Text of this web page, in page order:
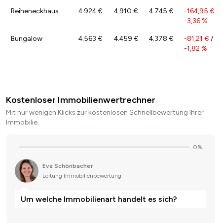
Reiheneckhaus 4.924 € 4.910 € 4.745 € -164,95 €
-3,36 %
Bungalow 4.563 € 4.459 € 4.378 € -81,21 € /
-1,82 %
Kostenloser Immobilienwertrechner
Mit nur wenigen Klicks zur kostenlosen Schnellbewertung Ihrer
Immobilie.